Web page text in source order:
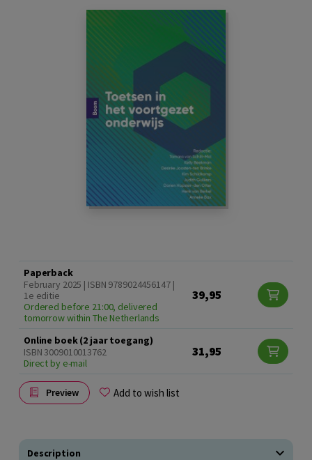
Paperback
February 2025 | ISBN 9789024456147 |
1e editie
Ordered before 21:00, delivered
tomorrow within The Netherlands
39,95
Online boek (2 jaar toegang)
ISBN 3009010013762
Direct by e-mail
31,95
Preview Add to wish list
Description